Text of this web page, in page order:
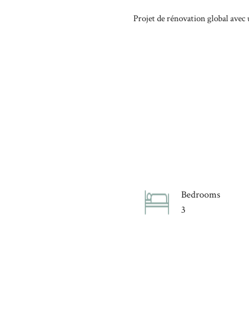
Projet de rénovation global
Bedrooms
3